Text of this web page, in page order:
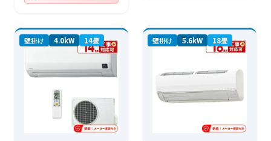
壁掛け 4.0kW 14畳 壁掛け 5.6kW 18畳